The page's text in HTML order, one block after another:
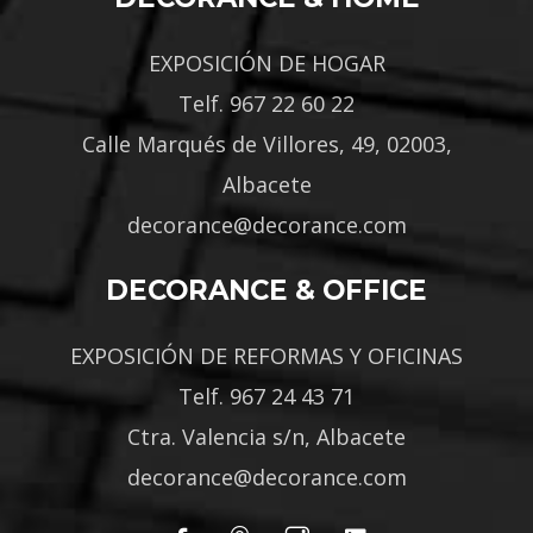
EXPOSICIÓN DE HOGAR
Telf. 967 22 60 22
Calle Marqués de Villores, 49, 02003,
Albacete
decorance@decorance.com
DECORANCE & OFFICE
EXPOSICIÓN DE REFORMAS Y OFICINAS
Telf. 967 24 43 71
Ctra. Valencia s/n, Albacete
decorance@decorance.com